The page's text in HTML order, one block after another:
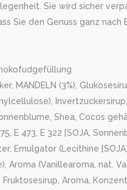
Sie wird sicher
Sie den Genuss ganz nach
MANDELN (3%),
Shea, Cocos
E 473, E 322 [SOJA,
Emulgator (Lecithine
Aroma (Vanillearoma, nat.
Fruktosesirup, Aroma,